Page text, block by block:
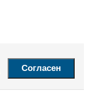
Согласен